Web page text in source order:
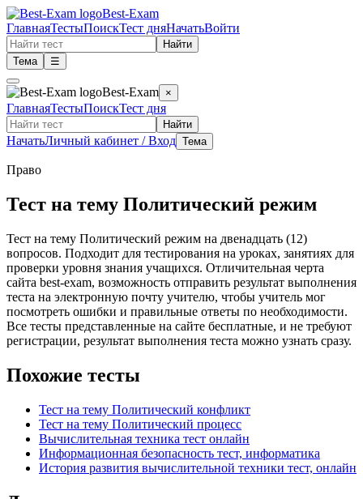
Best-Exam
ГлавнаяТестыПоискТест дняНачатьВойти
Найти
Тема
☰
Best-Exam ×
ГлавнаяТестыПоискТест дня
Найти
НачатьЛичный кабинет / Вход Тема
Право
Тест на тему Политический режим
Тест на тему Политический режим на двенадцать (12)
вопросов. Подходит для тестирования на уроках, занятиях для
проверки уровня знания учащихся. Отличительная черта
сайта best-exam, возможность отправить результат выполнения
теста на электронную почту учителю, чтобы учитель мог
посмотреть ошибки и правильные ответы по необходимости.
Все тесты представленные на сайте бесплатные, и не требуют
регистрации, результат выполнения теста можно узнать сразу.
Похожие тесты
Тест на тему Политический конфликт
Тест на тему Политический процесс
Вычислительная техника тест онлайн
Информационная безопасность тест, информатика
История развития вычислительной техники тест, онлайн